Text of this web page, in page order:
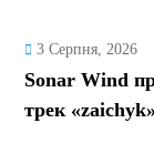
3 Серпня, 2026
Sonar Wind
трек